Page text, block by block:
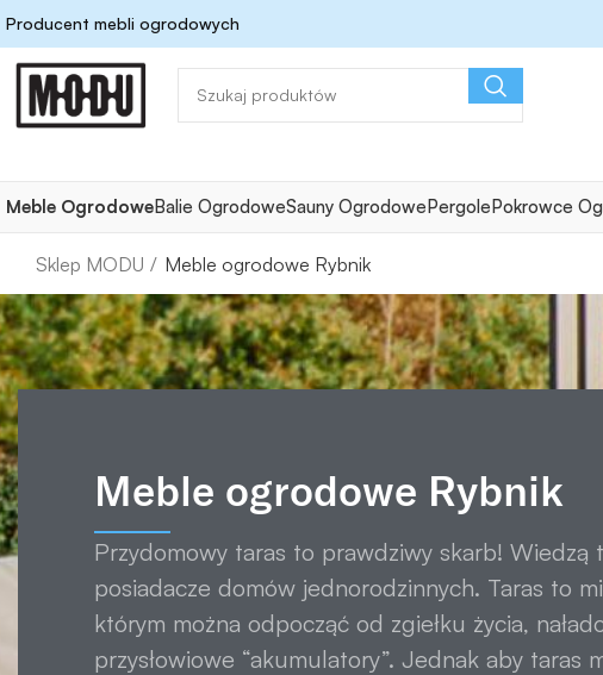
Producent mebli ogrodowych
Meble OgrodoweBalie OgrodoweSauny OgrodowePergolePokrowce
Meble ogrodowe Rybnik
Meble ogrodowe Rybnik
Przydomowy taras to prawdziwy skarb! Wiedzą
posiadacze domów jednorodzinnych. Taras to
którym można odpocząć od zgiełku życia,
przysłowiowe “akumulatory”. Jednak aby taras